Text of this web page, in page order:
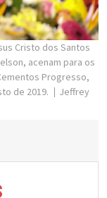
Cristo dos Santos
acenam para os
Progresso,
de 2019.
Jeffrey